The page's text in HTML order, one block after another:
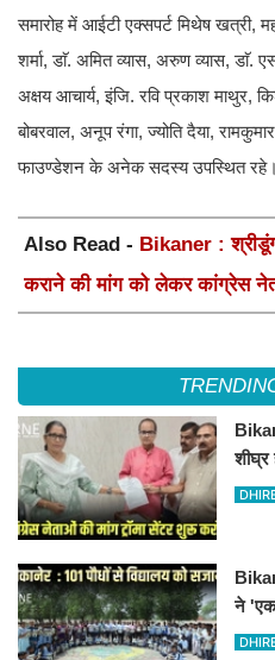
समारोह में आईटी एक्सपर्ट मिथेष खत्री,
शर्मा, डाॅ. अमित व्यास, अरुण व्यास, डाॅ.
अक्षय आचार्य, इंजि. रवि प्रकाश माथुर,
बोबरवाल, अनूप रंगा, ज्योति दैया,
फाउण्डेशन के अनेक सदस्य उपस्थित रहे।
Also Read - Bikaner :
कराने की मांग को लेकर कांग्रेस
शीघ्र
ने 'एक
पौधों